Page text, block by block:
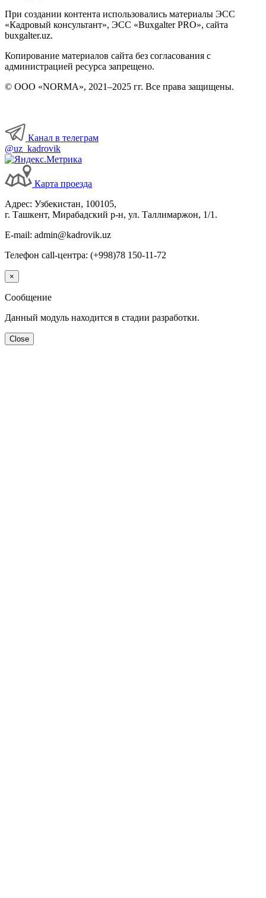
При создании контента использовались материалы ЭСС
«Кадровый консультант», ЭСС «Buxgalter PRO», сайта
buxgalter.uz.
Копирование материалов сайта без согласования с
администрацией ресурса запрещено.
© ООО «NORMA», 2021–2025 гг. Все права защищены.
Канал в телеграм
@uz_kadrovik
Карта проезда
Адрес: Узбекистан, 100105,
г. Ташкент, Мирабадский р-н, ул. Таллимаржон, 1/1.
E-mail: admin@kadrovik.uz
Телефон call-центра: (+998)78 150-11-72
×
Сообщение
Данный модуль находится в стадии разработки.
Close